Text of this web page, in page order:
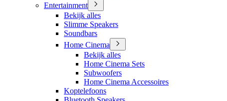
Entertainment
Bekijk alles
Slimme Speakers
Soundbars
Home Cinema
Bekijk alles
Home Cinema Sets
Subwoofers
Home Cinema Accessoires
Koptelefoons